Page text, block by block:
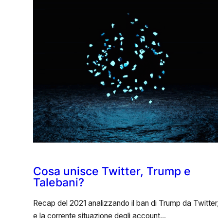
Cosa unisce Twitter, Trump e
Talebani?
Recap del 2021 analizzando il ban di Trump da
e la corrente situazione degli account…